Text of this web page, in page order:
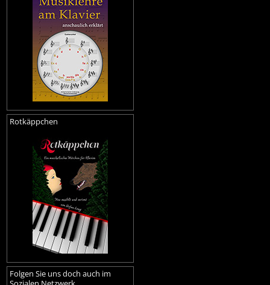
Rotkäppchen
Folgen Sie uns doch auch im